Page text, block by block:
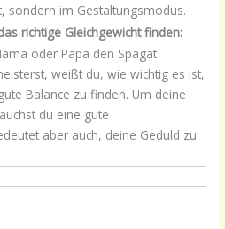
sondern im Gestaltungsmodus.
richtige Gleichgewicht finden:
oder Papa den Spagat
weißt du, wie wichtig es ist,
Balance zu finden. Um deine
du eine gute
aber auch, deine Geduld zu